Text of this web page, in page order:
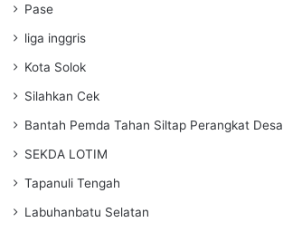
Pase
liga inggris
Kota Solok
Silahkan Cek
Bantah Pemda Tahan Siltap Perangkat Desa
SEKDA LOTIM
Tapanuli Tengah
Labuhanbatu Selatan